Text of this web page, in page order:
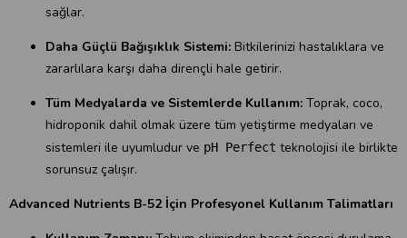
sağlar.
Daha Güçlü Bağışıklık Sistemi: Bitkilerinizi hastalıklara ve
zararlılara karşı daha dirençli hale getirir.
Tüm Medyalarda ve Sistemlerde Kullanım: Toprak, coco,
hidroponik dahil olmak üzere tüm yetiştirme medyaları ve
sistemleri ile uyumludur ve pH Perfect teknolojisi ile birlikte
sorunsuz çalışır.
Advanced Nutrients B-52 İçin Profesyonel Kullanım Talimatları